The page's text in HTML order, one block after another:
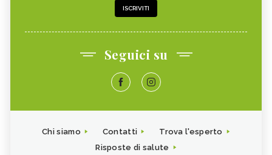
ISCRIVITI
Seguici su
Chi siamo Contatti
Trova l'esperto
Risposte di salute